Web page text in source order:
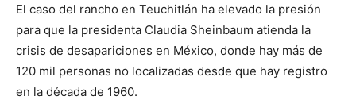
El caso del rancho en Teuchitlán ha elevado la presión
para que la presidenta Claudia Sheinbaum atienda la
crisis de desapariciones en México, donde hay más de
120 mil personas no localizadas desde que hay registro
en la década de 1960.